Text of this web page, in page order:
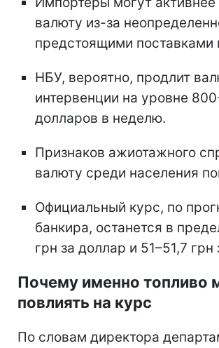
валюту из-за
предстоящими поставками
НБУ, вероятно, продлит
интервенции на уровне
долларов в неделю.
Признаков ажиотажного
валюту среди населения
Официальный курс, по
банкира, останется в
грн за доллар и 51–51,7 грн
Почему именно топливо
повлиять на курс
По словам директора